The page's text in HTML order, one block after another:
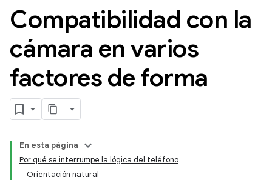
Compatibilidad con la
cámara en varios
factores de forma
En esta página
Por qué se interrumpe la lógica del teléfono
Orientación natural